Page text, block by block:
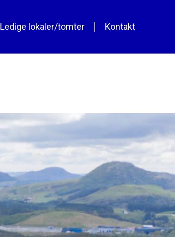
Ledige lokaler/tomter Kontakt